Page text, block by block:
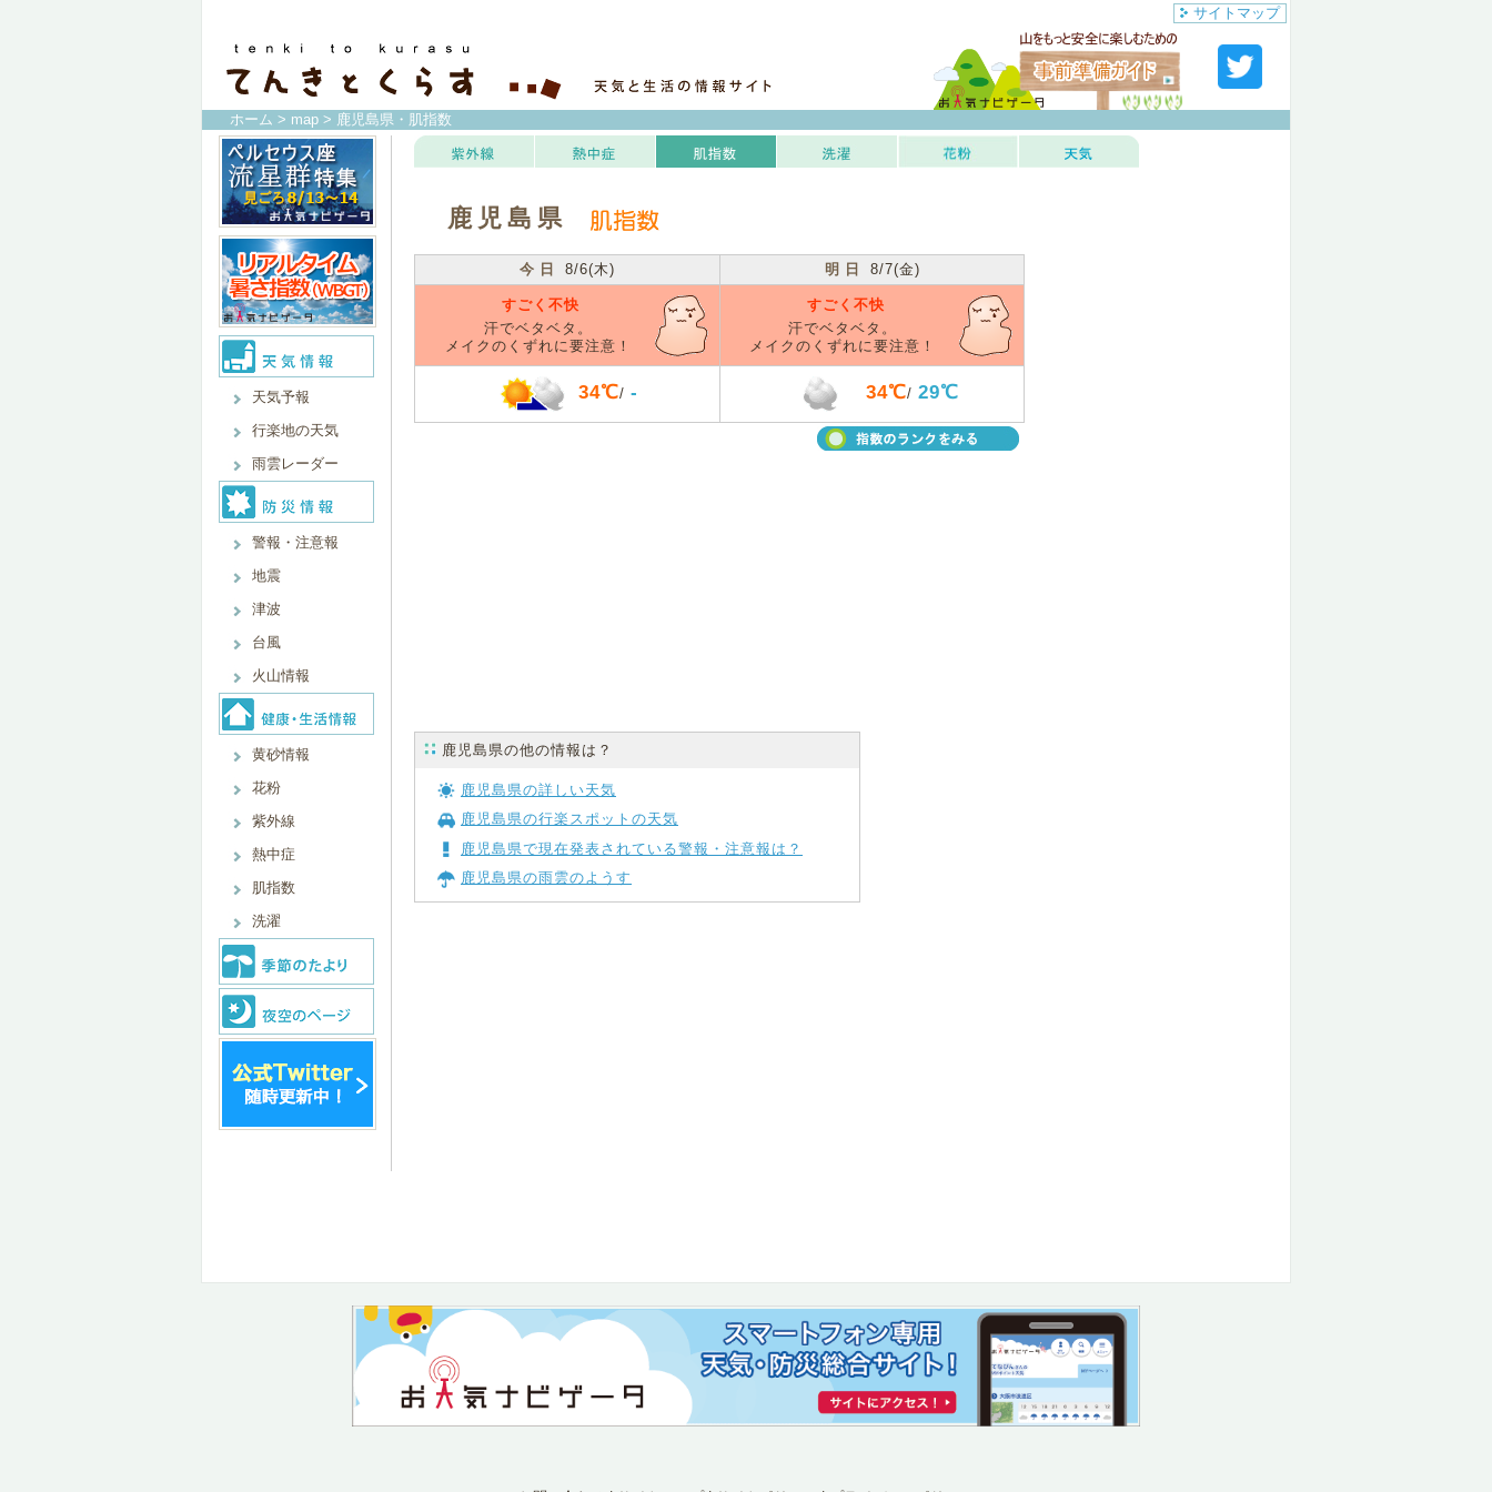
サイトマップ
ホーム > map > 鹿児島県・肌指数
天気予報
行楽地の天気
雨雲レーダー
警報・注意報
地震
津波
台風
火山情報
黄砂情報
花粉
紫外線
熱中症
肌指数
洗濯
鹿児島県
今日 8/6(木) 明日 8/7(金)
すごく不快
汗でベタベタ。
メイクのくずれに要注意！
すごく不快
汗でベタベタ。
メイクのくずれに要注意！
34℃/ - 34℃/ 29℃
鹿児島県の他の情報は？
鹿児島県の詳しい天気
鹿児島県の行楽スポットの天気
鹿児島県で現在発表されている警報・注意報は？
鹿児島県の雨雲のようす